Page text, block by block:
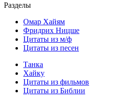
Разделы
Омар Хайям
Фридрих Ницше
Цитаты из м/ф
Цитаты из песен
Танка
Хайку
Цитаты из фильмов
Цитаты из Библии